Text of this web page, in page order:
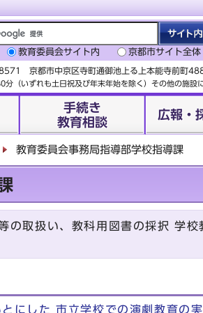
教育委員会サイト内 京都市サイト全体
京都市中京区寺町通御池上る上本能寺前町
（いずれも土日祝及び年末年始を除く）その他の施設
手続き
教育相談
広報・
教育委員会事務局指導部学校指導課
の取扱い、教科用図書の採択 学
にした 市立学校での演劇教育の